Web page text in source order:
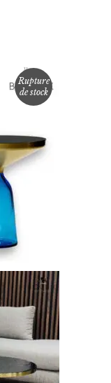
Rupture
de stock